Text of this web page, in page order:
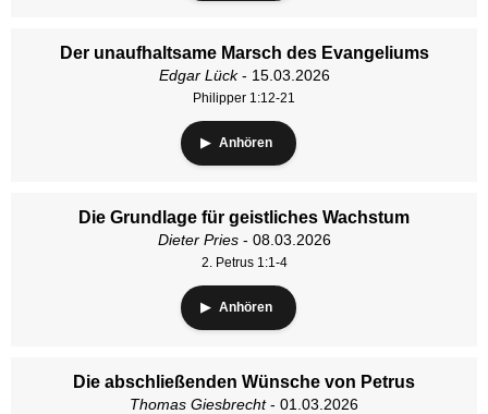
Der unaufhaltsame Marsch des Evangeliums
Edgar Lück- 15.03.2026
Philipper 1:12-21
Anhören
Die Grundlage für geistliches Wachstum
Dieter Pries- 08.03.2026
2. Petrus 1:1-4
Anhören
Die abschließenden Wünsche von Petrus
Thomas Giesbrecht- 01.03.2026